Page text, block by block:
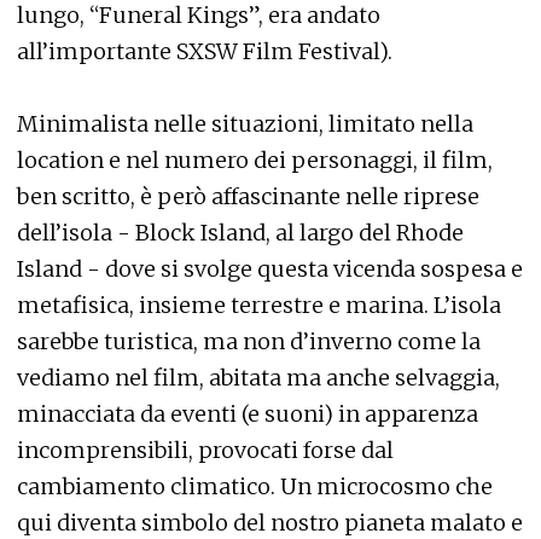
lungo, “Funeral Kings”, era andato
all’importante SXSW Film Festival).
Minimalista nelle situazioni, limitato nella
location e nel numero dei personaggi, il film,
ben scritto, è però affascinante nelle riprese
dell’isola - Block Island, al largo del Rhode
Island - dove si svolge questa vicenda sospesa e
metafisica, insieme terrestre e marina. L’isola
sarebbe turistica, ma non d’inverno come la
vediamo nel film, abitata ma anche selvaggia,
minacciata da eventi (e suoni) in apparenza
incomprensibili, provocati forse dal
cambiamento climatico. Un microcosmo che
qui diventa simbolo del nostro pianeta malato e